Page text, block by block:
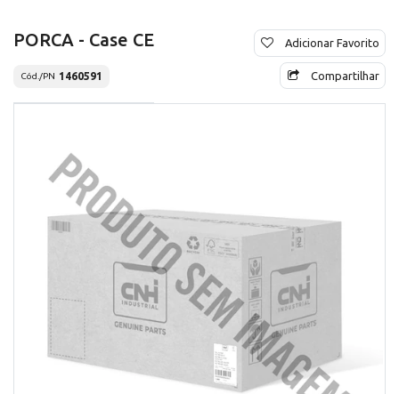
PORCA - Case CE
Cód./PN 1460591
Adicionar Favorito
Compartilhar